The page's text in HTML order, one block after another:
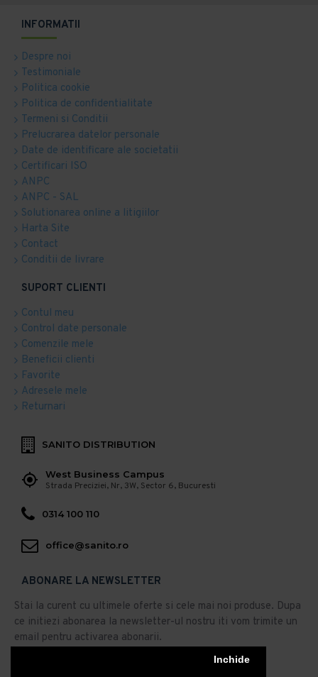
Inchide
INFORMATII
Despre noi
Testimoniale
Politica cookie
Politica de confidentialitate
Termeni si Conditii
Prelucrarea datelor personale
Date de identificare ale societatii
Certificari ISO
ANPC
ANPC - SAL
Solutionarea online a litigiilor
Harta Site
Contact
Conditii de livrare
SUPORT CLIENTI
Contul meu
Control date personale
Comenzile mele
Beneficii clienti
Favorite
Adresele mele
Returnari
SANITO DISTRIBUTION
West Business Campus
Strada Preciziei, Nr, 3W, Sector 6, Bucuresti
0314 100 110
office@sanito.ro
ABONARE LA NEWSLETTER
Stai la curent cu ultimele oferte si cele mai noi produse. Dupa
ce initiezi abonarea la newsletter-ul nostru iti vom trimite un
email pentru activarea abonarii.
Abonare